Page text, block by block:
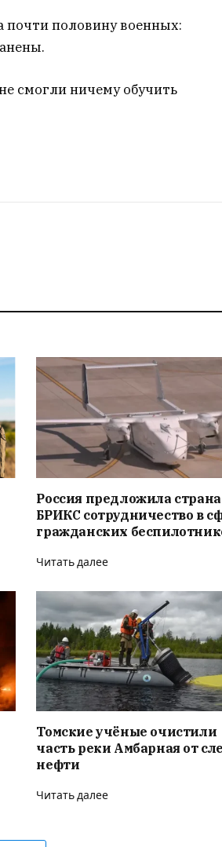
почти половину военных:
смогли ничему обучить
Россия предложила
БРИКС сотрудничество в
гражданских
Читать далее
Томские учёные очистили
часть реки Амбарная от
нефти
Читать далее